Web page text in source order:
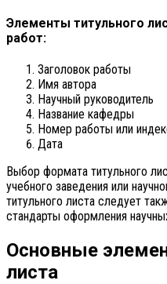
Элементы титульного
работ:
Заголовок работы
Имя автора
Научный руководитель
Название кафедры
Номер работы или
Дата
Выбор формата титульного
учебного заведения или
титульного листа следует
стандарты оформления
Основные
листа